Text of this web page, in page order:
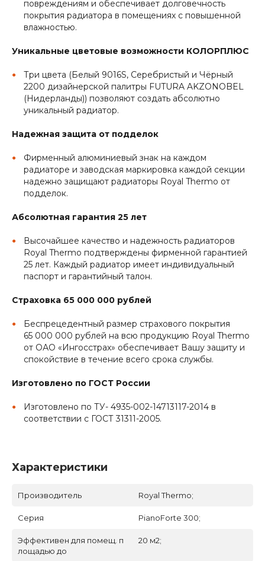
повреждениям и обеспечивает долговечность
покрытия радиатора в помещениях с повышенной
влажностью.
Уникальные цветовые возможности КОЛОРПЛЮС
Три цвета (Белый 9016S, Серебристый и Чёрный
2200 дизайнерской палитры FUTURA AKZONOBEL
(Нидерланды)) позволяют создать абсолютно
уникальный радиатор.
Надежная защита от подделок
Фирменный алюминиевый знак на каждом
радиаторе и заводская маркировка каждой секции
надежно защищают радиаторы Royal Thermo от
подделок.
Абсолютная гарантия 25 лет
Высочайшее качество и надежность радиаторов
Royal Thermo подтверждены фирменной гарантией
25 лет. Каждый радиатор имеет индивидуальный
паспорт и гарантийный талон.
Страховка 65 000 000 рублей
Беспрецедентный размер страхового покрытия
65 000 000 рублей на всю продукцию Royal Thermo
от ОАО «Ингосстрах» обеспечивает Вашу защиту и
спокойствие в течение всего срока службы.
Изготовлено по ГОСТ России
Изготовлено по ТУ- 4935-002-14713117-2014 в
соответствии с ГОСТ 31311-2005.
Характеристики
Производитель Royal Thermo;
Серия PianoForte 300;
Эффективен для помещ. п
лощадью до
20 м2;